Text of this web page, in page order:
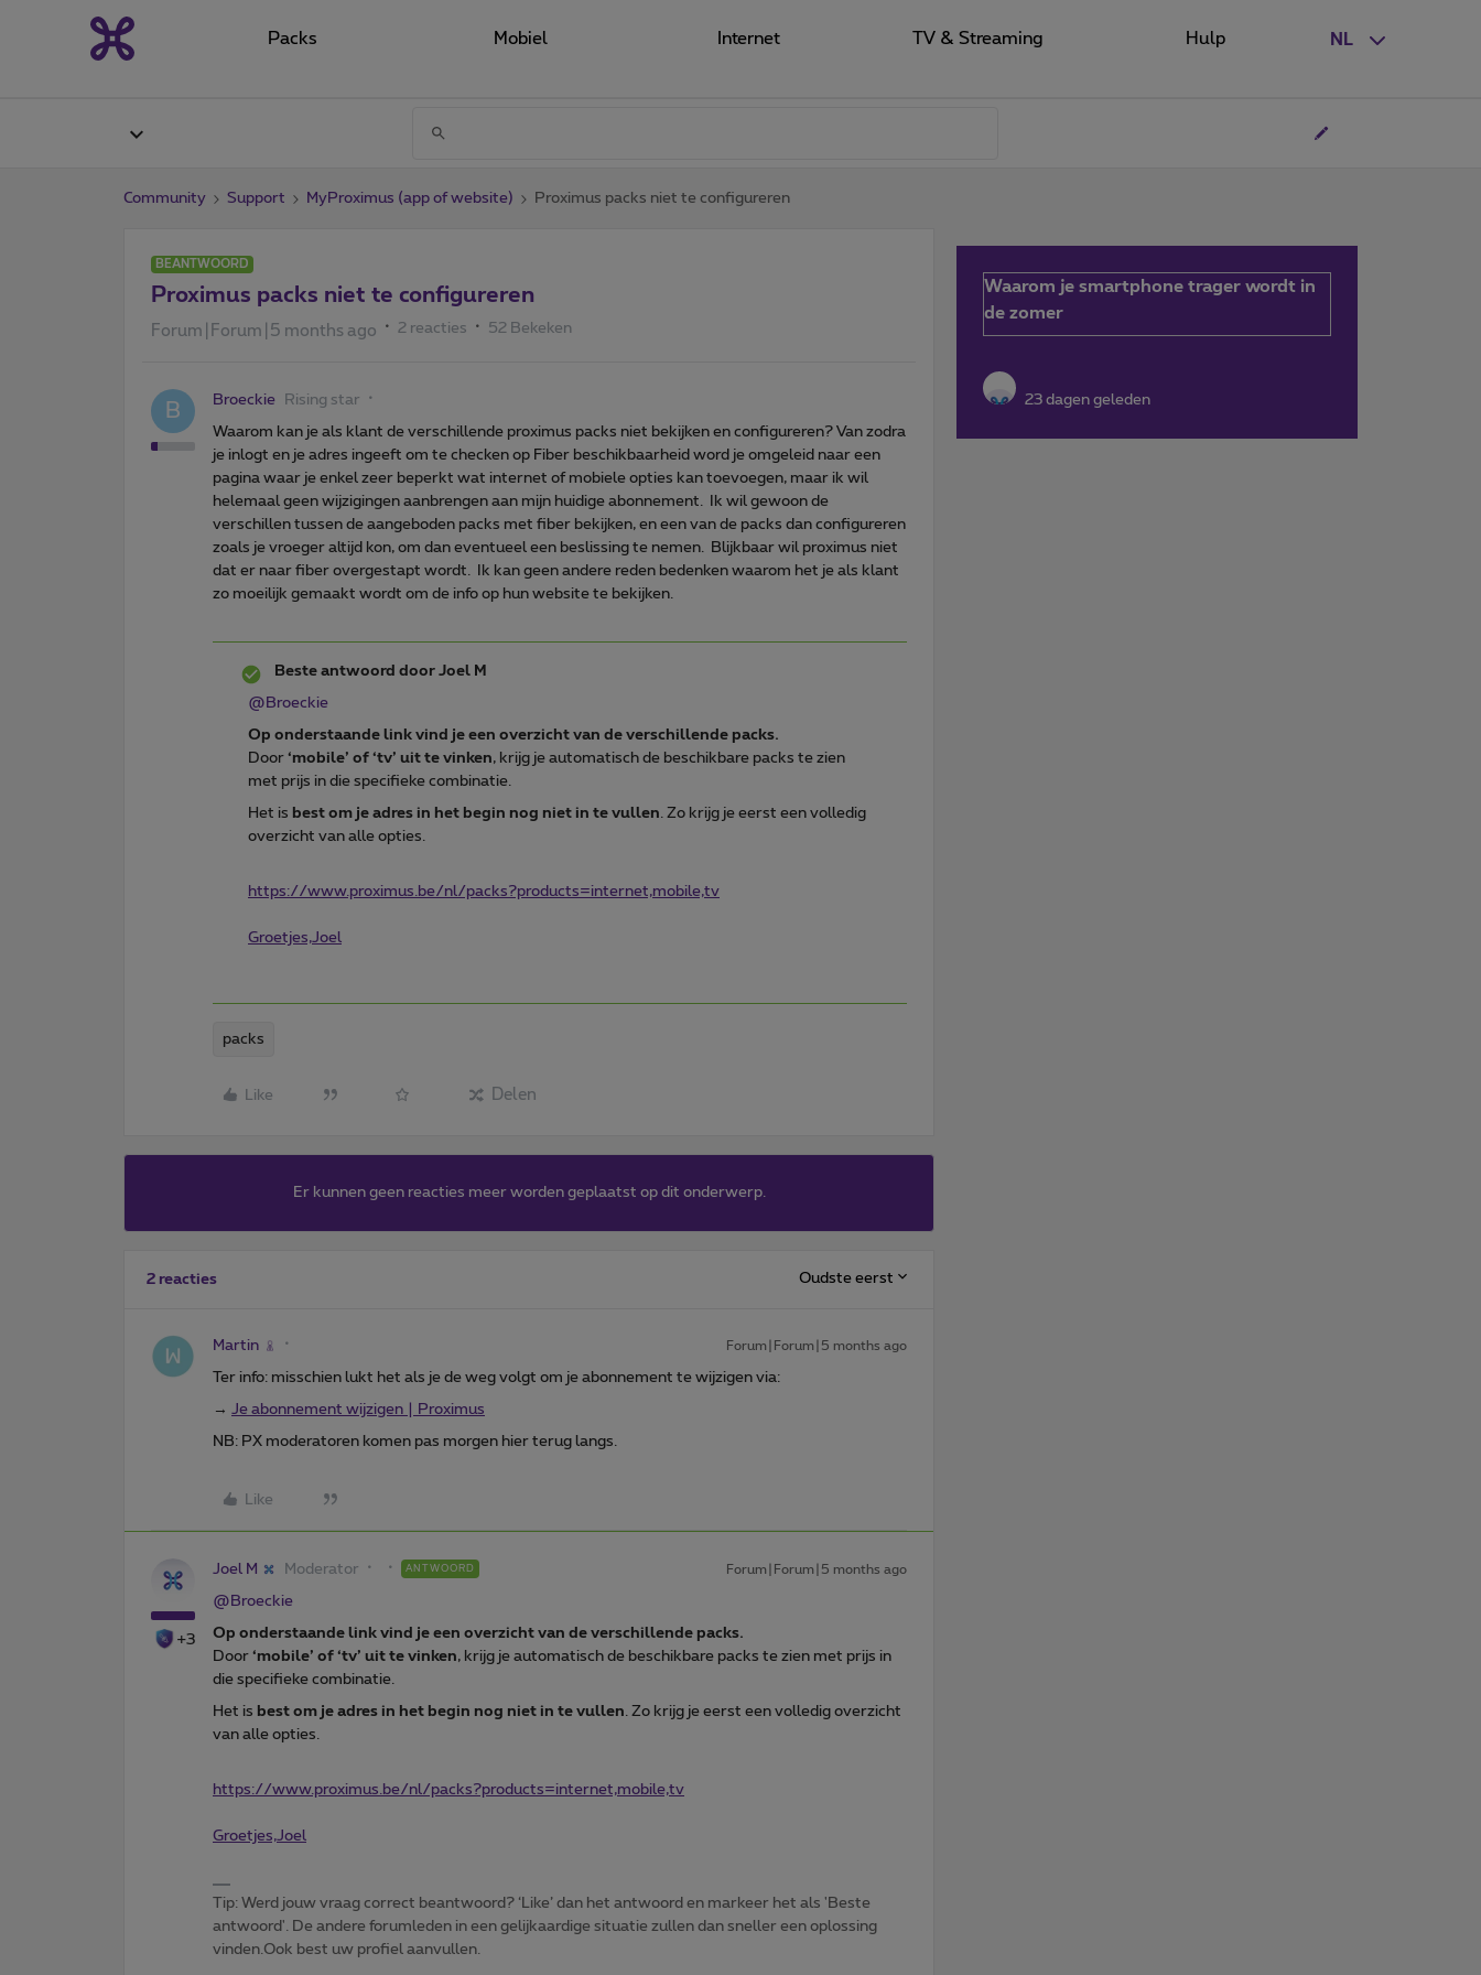
NL
Packs Mobiel Internet TV & Streaming Hulp
Community Support MyProximus (app of website) Proximus packs niet te configureren
BEANTWOORD
Proximus packs niet te configureren
Forum|Forum|5 months ago 2 reacties 52 Bekeken
B Broeckie Rising star
Waarom kan je als klant de verschillende proximus packs niet bekijken en configureren? Van zodra
je inlogt en je adres ingeeft om te checken op Fiber beschikbaarheid word je omgeleid naar een
pagina waar je enkel zeer beperkt wat internet of mobiele opties kan toevoegen, maar ik wil
helemaal geen wijzigingen aanbrengen aan mijn huidige abonnement. Ik wil gewoon de
verschillen tussen de aangeboden packs met fiber bekijken, en een van de packs dan configureren
zoals je vroeger altijd kon, om dan eventueel een beslissing te nemen. Blijkbaar wil proximus niet
dat er naar fiber overgestapt wordt. Ik kan geen andere reden bedenken waarom het je als klant
zo moeilijk gemaakt wordt om de info op hun website te bekijken.
Beste antwoord door Joel M
@Broeckie
Op onderstaande link vind je een overzicht van de verschillende packs.
Door ‘mobile’ of ‘tv’ uit te vinken, krijg je automatisch de beschikbare packs te zien
met prijs in die specifieke combinatie.
Het is best om je adres in het begin nog niet in te vullen . Zo krijg je eerst een volledig
overzicht van alle opties.
https://www.proximus.be/nl/packs?products=internet,mobile,tv
Groetjes,Joel
packs
Like Delen
Er kunnen geen reacties meer worden geplaatst op dit onderwerp.
2 reacties Oudste eerst
Martin Forum|Forum|5 months ago
Ter info: misschien lukt het als je de weg volgt om je abonnement te wijzigen via:
→ Je abonnement wijzigen | Proximus
NB: PX moderatoren komen pas morgen hier terug langs.
Like
+3
Joel M Moderator ANTWOORD Forum|Forum|5 months ago
@Broeckie
Op onderstaande link vind je een overzicht van de verschillende packs.
Door ‘mobile’ of ‘tv’ uit te vinken, krijg je automatisch de beschikbare packs te zien met prijs in
die specifieke combinatie.
Het is best om je adres in het begin nog niet in te vullen . Zo krijg je eerst een volledig overzicht
van alle opties.
https://www.proximus.be/nl/packs?products=internet,mobile,tv
Groetjes,Joel
Tip: Werd jouw vraag correct beantwoord? ‘Like’ dan het antwoord en markeer het als 'Beste
antwoord'. De andere forumleden in een gelijkaardige situatie zullen dan sneller een oplossing
vinden.Ook best uw profiel aanvullen.
Waarom je smartphone trager wordt in
de zomer
23 dagen geleden